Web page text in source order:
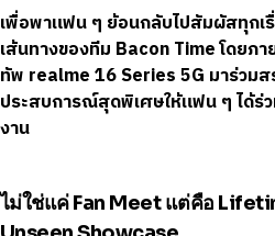
เพื่อพาแฟน ๆ ย้อนกลับไปสัมผัสทุกเ
เส้นทางของทีม Bacon Time โดยภ
ทัพ realme 16 Series 5G มาร่วม
ประสบการณ์สุดพิเศษให้แฟน ๆ ได้ร่
งาน
ไม่ใช่แค่ Fan Meet แต่คือ